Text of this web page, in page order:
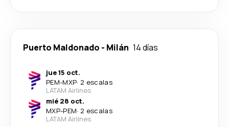
Puerto Maldonado - Milán 14 días
jue 15 oct.
PEM-MXP· 2 escalas
LATAM Airlines
mié 28 oct.
MXP-PEM· 2 escalas
LATAM Airlines